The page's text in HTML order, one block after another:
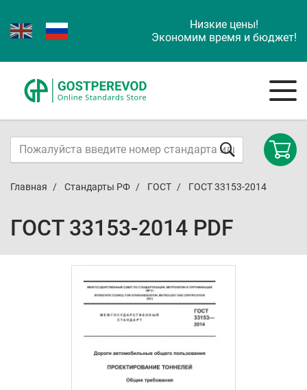
Низкие цены!
Экономим время и бюджет!
Главная Стандарты РФ ГОСТ ГОСТ 33153-2014
ГОСТ 33153-2014 PDF